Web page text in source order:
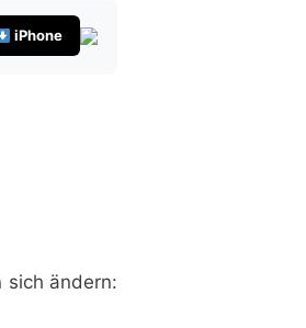
iPhone
sich ändern: